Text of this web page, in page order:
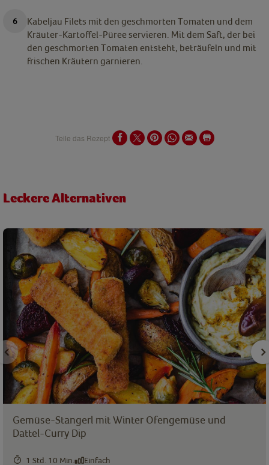
Kabeljau Filets mit den geschmorten Tomaten und dem
Kräuter-Kartoffel-Püree servieren. Mit dem Saft, der bei
den geschmorten Tomaten entsteht, beträufeln und mit
frischen Kräutern garnieren.
Teile das Rezept
Leckere Alternativen
Gemüse-Stangerl mit Winter Ofengemüse und
Dattel-Curry Dip
1 Std. 10 Min. Einfach